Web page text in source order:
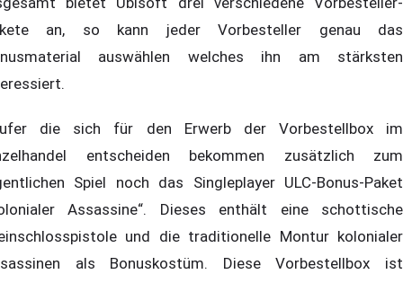
an, so kann jeder Vorbesteller genau das
auswählen welches ihn am stärksten
die sich für den Erwerb der Vorbestellbox im
entscheiden bekommen zusätzlich zum
Spiel noch das Singleplayer ULC-Bonus-Paket
Assassine“. Dieses enthält eine schottische
und die traditionelle Montur kolonialer
als Bonuskostüm. Diese Vorbestellbox ist